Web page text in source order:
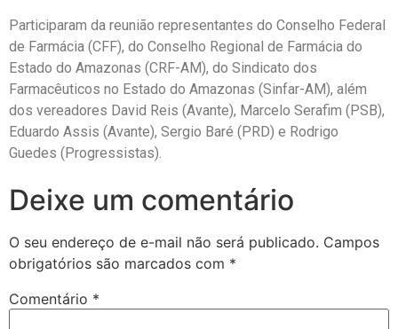
Participaram da reunião representantes do Conselho Federal
de Farmácia (CFF), do Conselho Regional de Farmácia do
Estado do Amazonas (CRF-AM), do Sindicato dos
Farmacêuticos no Estado do Amazonas (Sinfar-AM), além
dos vereadores David Reis (Avante), Marcelo Serafim (PSB),
Eduardo Assis (Avante), Sergio Baré (PRD) e Rodrigo
Guedes (Progressistas).
Deixe um comentário
O seu endereço de e-mail não será publicado. Campos
obrigatórios são marcados com *
Comentário *